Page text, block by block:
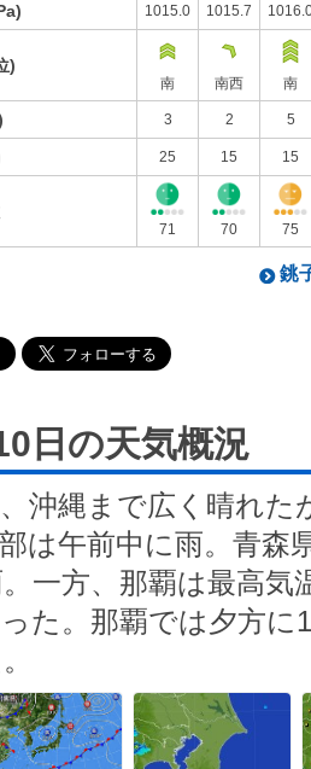
1015.0 1015.7
)
南 南西 南
3 2 5
25 15 15
71 70 75
銚
日の天気概況
沖縄まで広く晴れた
は午前中に雨。青森
一方、那覇は最高気
た。那覇では夕方に